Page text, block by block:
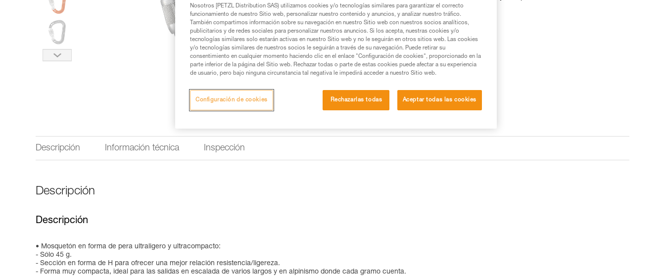
Buscar un punto de venta
Descripción Información técnica Inspección
Descripción
Descripción
Mosquetón en forma de pera ultraligero y ultracompacto:
- Sólo 45 g.
- Sección en forma de H para ofrecer una mejor relación resistencia/ligereza.
- Forma muy compacta, ideal para las salidas en escalada de varios largos y en alpinismo donde cada gramo cuenta.
Nosotros [PETZL Distribution SAS) utilizamos cookies y/o tecnologías similares para garantizar el correcto
funcionamiento de nuestro Sitio web, personalizar nuestro contenido y anuncios, y analizar nuestro tráfico.
También compartimos información sobre su navegación en nuestro Sitio web con nuestros socios analíticos,
publicitarios y de redes sociales para personalizar nuestros anuncios. Si los acepta, nuestras cookies y/o
tecnologías similares solo estarán activas en nuestro Sitio web y no le seguirán en otros sitios web. Las cookies
y/o tecnologías similares de nuestros socios le seguirán a través de su navegación. Puede retirar su
consentimiento en cualquier momento haciendo clic en el enlace "Configuración de cookies", proporcionado en la
parte inferior de la página del Sitio web. Rechazar todas o parte de estas cookies puede afectar a su experiencia
de usuario, pero bajo ninguna circunstancia tal negativa le impedirá acceder a nuestro Sitio web.
Rechazarlas todas Aceptar todas las cookies
Configuración de cookies